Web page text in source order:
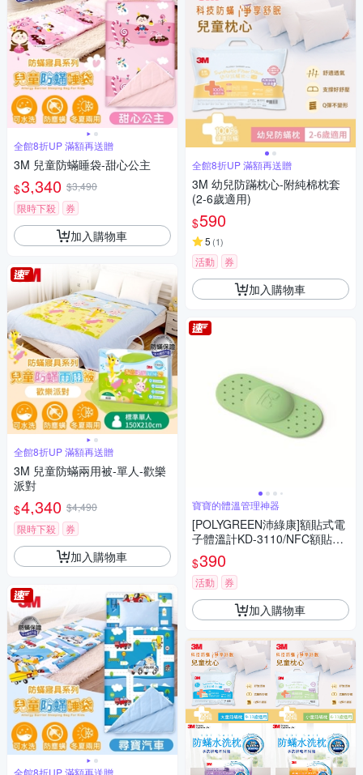
全館8折UP 滿額再送贈
3M 兒童防蟎睡袋-甜心公主
$3,340 $3,490
限時下殺
券
加入購物車
全館8折UP 滿額再送贈
3M 兒童防蟎兩用被-單人-歡樂
派對
$4,340 $4,490
限時下殺
券
加入購物車
全館8折UP 滿額再送贈
3M 幼兒防蹣枕心-附純棉枕套
(2-6歲適用)
$590
5 (1)
活動 券
加入購物車
寶寶的體溫管理神器
[POLYGREEN沛綠康]額貼式電
子體溫計KD-3110/NFC額貼式
體溫計
$390
活動 券
加入購物車